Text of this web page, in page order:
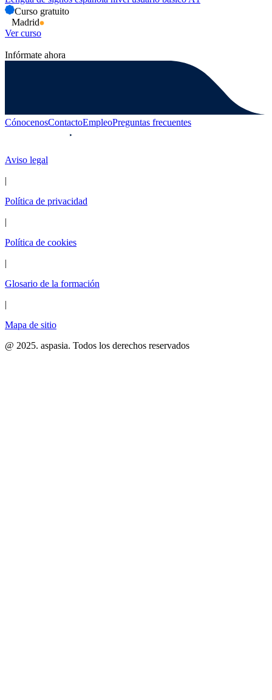
Curso gratuito
Madrid
Ver curso
Infórmate ahora
CónocenosContactoEmpleoPreguntas frecuentes
Aviso legal
|
Política de privacidad
|
Política de cookies
|
Glosario de la formación
|
Mapa de sitio
@ 2025. aspasia. Todos los derechos reservados